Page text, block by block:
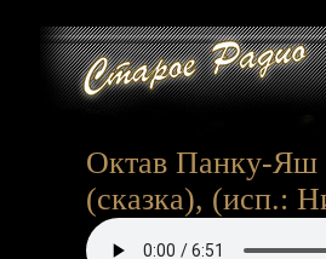
Октав Панку-Яш
(сказка), (исп.: